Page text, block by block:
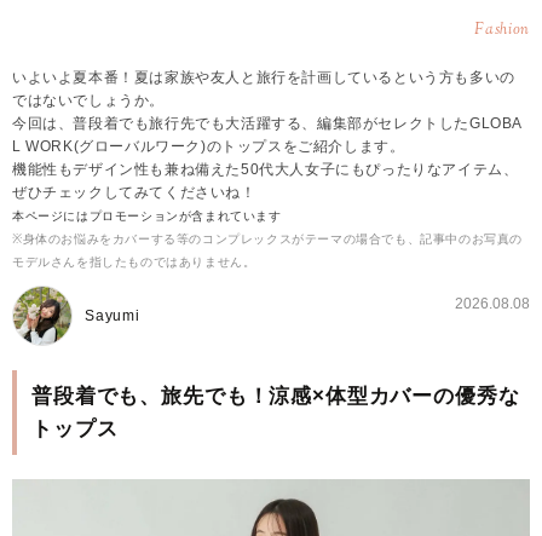
Fashion
いよいよ夏本番！夏は家族や友人と旅行を計画しているという方も多いの
ではないでしょうか。
今回は、普段着でも旅行先でも大活躍する、編集部がセレクトしたGLOBA
L WORK(グローバルワーク)のトップスをご紹介します。
機能性もデザイン性も兼ね備えた50代大人女子にもぴったりなアイテム、
ぜひチェックしてみてくださいね！
本ページにはプロモーションが含まれています
※身体のお悩みをカバーする等のコンプレックスがテーマの場合でも、記事中のお写真の
モデルさんを指したものではありません。
Sayumi
2026.08.08
普段着でも、旅先でも！涼感×体型カバーの優秀な
トップス